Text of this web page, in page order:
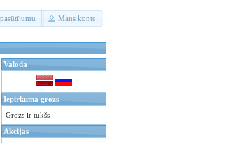
Mans konts
Valoda
Iepirkuma grozs
Grozs ir tukšs
Akcijas